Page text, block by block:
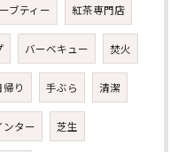
ブティー 紅茶専門店
バーベキュー 焚火
帰り 手ぶら 清潔
ンター 芝生
わせください